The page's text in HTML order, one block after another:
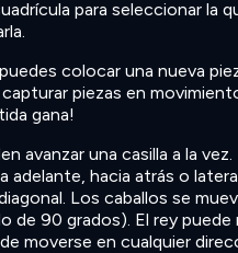
para seleccionar la
colocar una nueva
piezas en
gana!
avanzar una casilla a la
adelante, hacia atrás o
Los caballos se
de 90 grados). El rey puede
moverse en cualquier